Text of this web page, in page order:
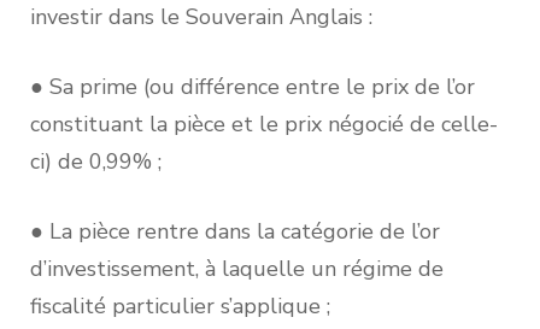
investir dans le Souverain Anglais :
● Sa prime (ou différence entre le prix de l’or
constituant la pièce et le prix négocié de celle-
ci) de 0,99% ;
● La pièce rentre dans la catégorie de l’or
d’investissement, à laquelle un régime de
fiscalité particulier s’applique ;